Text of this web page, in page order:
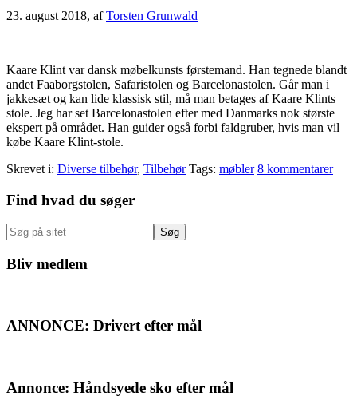
23. august 2018, afTorsten Grunwald
Kaare Klint var dansk møbelkunsts førstemand. Han tegnede blandt
andet Faaborgstolen, Safaristolen og Barcelonastolen. Går man i
jakkesæt og kan lide klassisk stil, må man betages af Kaare Klints
stole. Jeg har set Barcelonastolen efter med Danmarks nok største
ekspert på området. Han guider også forbi faldgruber, hvis man vil
købe Kaare Klint-stole.
Skrevet i: Diverse tilbehør, Tilbehør Tags: møbler 8 kommentarer
Primær
Sidebar
Find hvad du søger
Søg
på
sitet
Bliv medlem
ANNONCE: Drivert efter mål
Annonce: Håndsyede sko efter mål